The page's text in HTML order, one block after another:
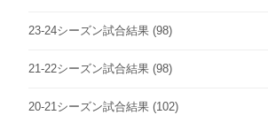
23-24シーズン試合結果 (98)
21-22シーズン試合結果 (98)
20-21シーズン試合結果 (102)